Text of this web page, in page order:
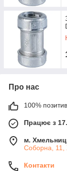
Про нас
100%
Працює з
м.
Соборна, 11,
Контакти